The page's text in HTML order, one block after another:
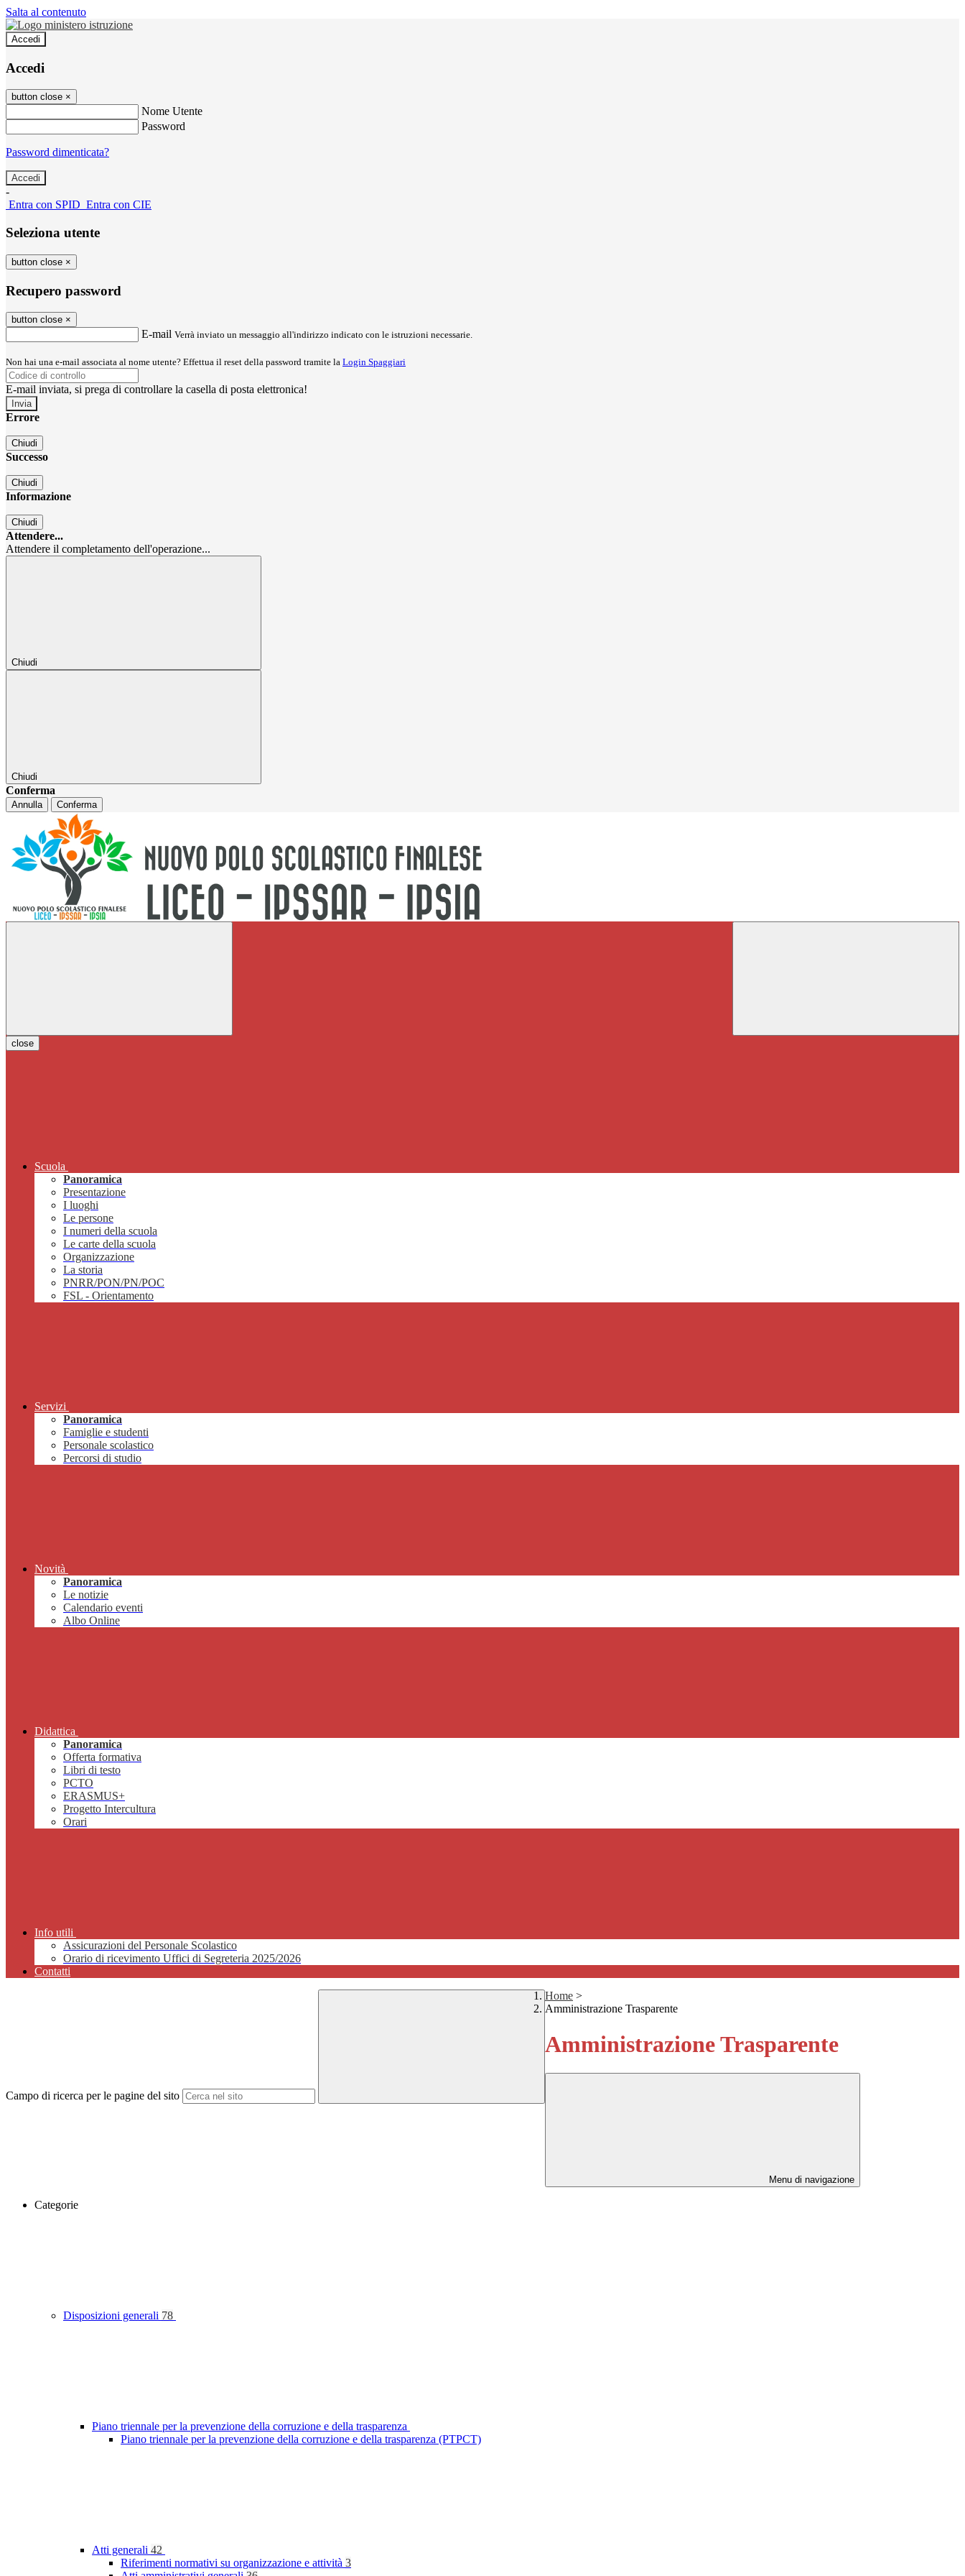
Salta al contenuto
Accedi
Accedi
button close ×
Nome Utente
Password
Password dimenticata?
-
Entra con SPID Entra con CIE
Seleziona utente
button close ×
Recupero password
button close ×
E-mail Verrà inviato un messaggio all'indirizzo indicato con le istruzioni necessarie.
Non hai una e-mail associata al nome utente? Effettua il reset della password tramite la Login Spaggiari
E-mail inviata, si prega di controllare la casella di posta elettronica!
Errore
Chiudi
Successo
Chiudi
Informazione
Chiudi
Attendere...
Attendere il completamento dell'operazione...
Chiudi
Chiudi
Conferma
Annulla Conferma
close
Scuola
Panoramica
Presentazione
I luoghi
Le persone
I numeri della scuola
Le carte della scuola
Organizzazione
La storia
PNRR/PON/PN/POC
FSL - Orientamento
Servizi
Panoramica
Famiglie e studenti
Personale scolastico
Percorsi di studio
Novità
Panoramica
Le notizie
Calendario eventi
Albo Online
Didattica
Panoramica
Offerta formativa
Libri di testo
PCTO
ERASMUS+
Progetto Intercultura
Orari
Info utili
Assicurazioni del Personale Scolastico
Orario di ricevimento Uffici di Segreteria 2025/2026
Contatti
Campo di ricerca per le pagine del sito
Home >
Amministrazione Trasparente
Amministrazione Trasparente
Menu di navigazione
Categorie
Disposizioni generali 78
Piano triennale per la prevenzione della corruzione e della trasparenza
Piano triennale per la prevenzione della corruzione e della trasparenza (PTPCT)
Atti generali 42
Riferimenti normativi su organizzazione e attività 3